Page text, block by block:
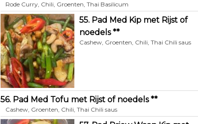
Rode Curry, Chili, Groenten, Thai Basilicum
55. Pad Med Kip met Rijst of
noedels **
Cashew, Groenten, Chili, Thai Chili saus
56. Pad Med Tofu met Rijst of noedels **
Cashew, Groenten, Chili, Thai Chili saus